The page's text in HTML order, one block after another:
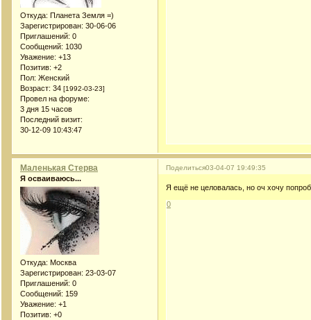
Откуда: Планета Земля =)
Зарегистрирован: 30-06-06
Приглашений: 0
Сообщений: 1030
Уважение: +13
Позитив: +2
Пол: Женский
Возраст: 34 [1992-03-23]
Провел на форуме:
3 дня 15 часов
Последний визит:
30-12-09 10:43:47
Поделиться03-04-07 19:49:35
Маленькая Стерва
Я осваиваюсь...
Откуда: Москва
Зарегистрирован: 23-03-07
Приглашений: 0
Сообщений: 159
Уважение: +1
Позитив: +0
Я ещё не целовалась, но оч хочу
0